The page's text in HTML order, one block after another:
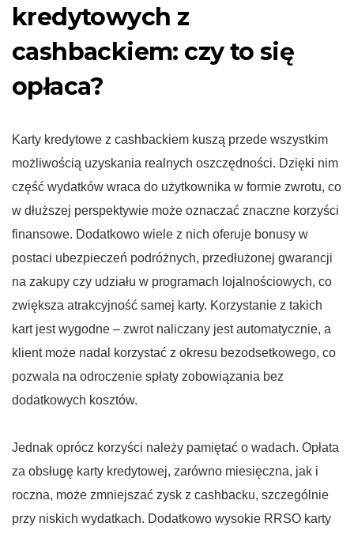
kredytowych z
cashbackiem: czy to się
opłaca?
Karty kredytowe z cashbackiem kuszą przede wszystkim
możliwością uzyskania realnych oszczędności. Dzięki nim
część wydatków wraca do użytkownika w formie zwrotu, co
w dłuższej perspektywie może oznaczać znaczne korzyści
finansowe. Dodatkowo wiele z nich oferuje bonusy w
postaci ubezpieczeń podróżnych, przedłużonej gwarancji
na zakupy czy udziału w programach lojalnościowych, co
zwiększa atrakcyjność samej karty. Korzystanie z takich
kart jest wygodne – zwrot naliczany jest automatycznie, a
klient może nadal korzystać z okresu bezodsetkowego, co
pozwala na odroczenie spłaty zobowiązania bez
dodatkowych kosztów.
Jednak oprócz korzyści należy pamiętać o wadach. Opłata
za obsługę karty kredytowej, zarówno miesięczna, jak i
roczna, może zmniejszać zysk z cashbacku, szczególnie
przy niskich wydatkach. Dodatkowo wysokie RRSO karty